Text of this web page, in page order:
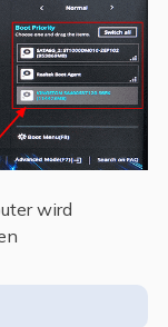
wird